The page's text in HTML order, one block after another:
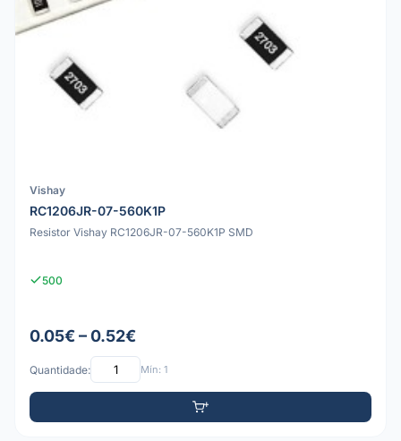
Vishay
RC1206JR-07-560K1P
Resistor Vishay RC1206JR-07-560K1P SMD
500
0.05€ – 0.52€
Quantidade: Mín: 1